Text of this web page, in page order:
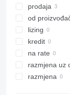
prodaja
od
lizing
kredit
na rate
razmjena uz
razmjena